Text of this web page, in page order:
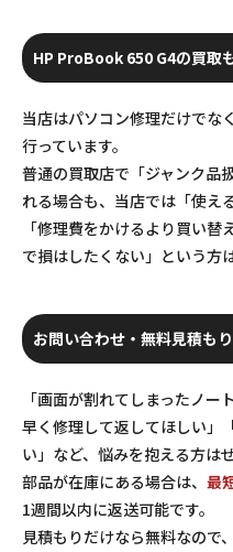
HP ProBook 650 G4の買取
当店はパソコン修理だけでなく
行っています。
普通の買取店で「ジャンク品
れる場合も、当店では「使え
「修理費をかけるより買い
で損はしたくない」という方
お問い合わせ・無料見積も
「画面が割れてしまったノー
早く修理して返してほしい」
い」など、悩みを抱える方は
部品が在庫にある場合は、 最
1週間以内に返送可能です。
見積もりだけなら無料なので